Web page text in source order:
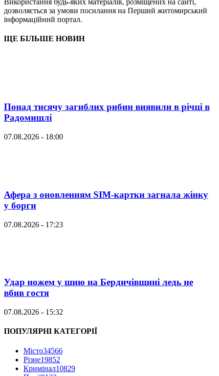
Використання будь-яких матеріалів, розміщених на сайті,
дозволяється за умови посилання на Перший житомирський
інформаційний портал.
ЩЕ БІЛЬШЕ НОВИН
Понад тисячу загиблих рибин виявили в річці в
Радомишлі
07.08.2026 - 18:00
Афера з оновленням SIM-картки загнала жінку
у борги
07.08.2026 - 17:23
Удар ножем у шию на Бердичівщині ледь не
вбив гостя
07.08.2026 - 15:32
ПОПУЛЯРНІ КАТЕГОРІЇ
Місто34566
Різне19852
Кримінал10829